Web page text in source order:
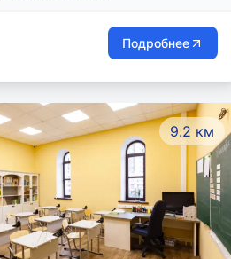
Подробнее
9.2 км